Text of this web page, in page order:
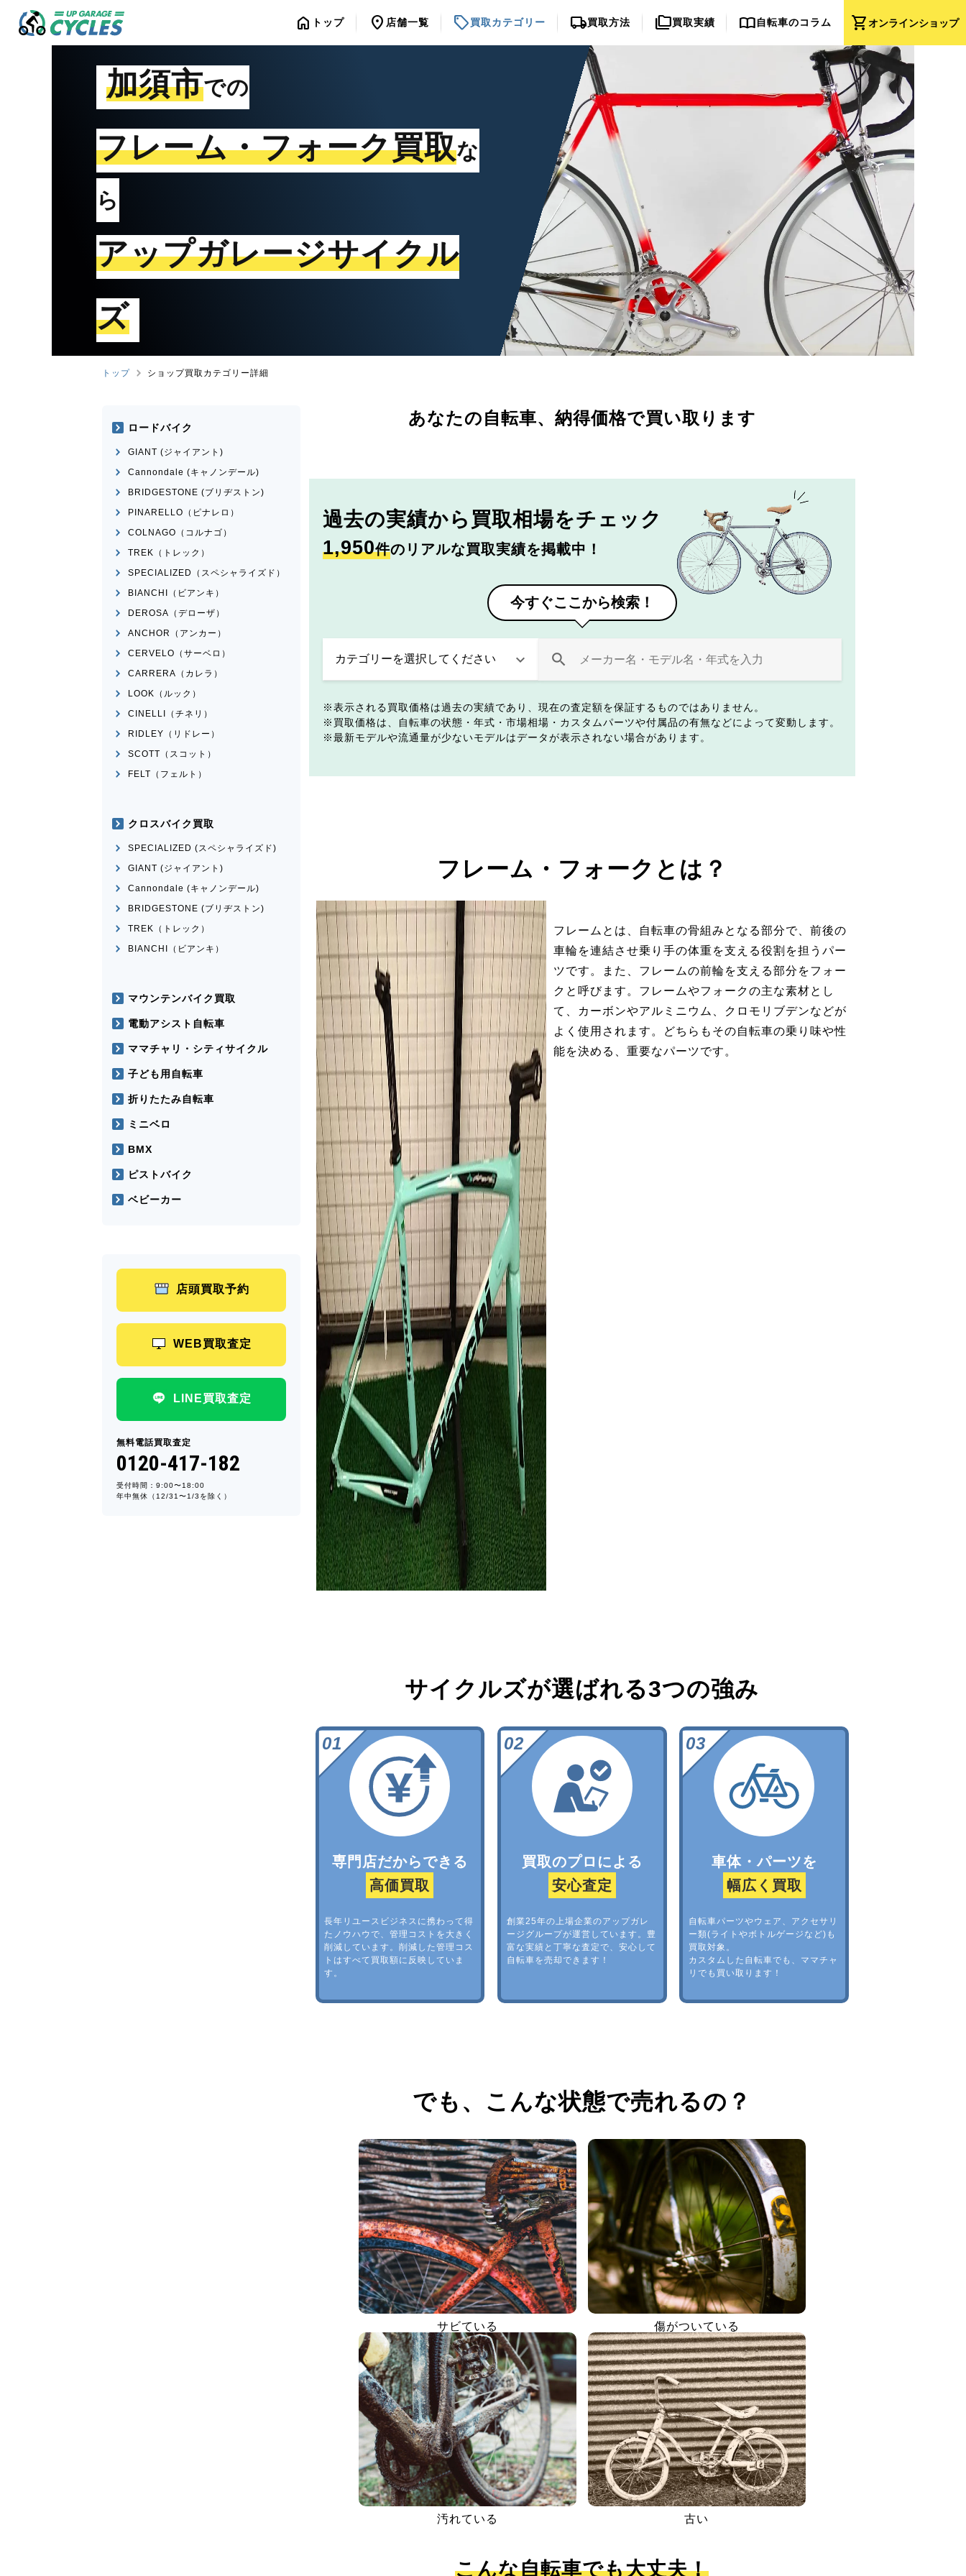
shopping_cartオンラインショップ
home トップ location_on 店舗一覧 sell買取カテゴリー local_shipping買取方法 folder_copy買取実績 import_contacts自転車のコラム
加須市での
フレーム・フォーク買取な
ら
アップガレージサイクル
ズ
トップ ショップ買取カテゴリー詳細
あなたの自転車、 納得価格で買い取ります
過去の実績から 買取相場をチェック
1,950件のリアルな買取実績を掲載中！
今すぐここから検索！
表示される買取価格は過去の実績であり、現在の査定額を保証するものではありません。
買取価格は、自転車の状態・年式・市場相場・カスタムパーツや付属品の有無などによって変動します。
最新モデルや流通量が少ないモデルはデータが表示されない場合があります。
フレーム・フォークとは？
フレームとは、自転車の骨組みとなる部分で、前後の
車輪を連結させ乗り手の体重を支える役割を担うパー
ツです。また、フレームの前輪を支える部分をフォー
クと呼びます。フレームやフォークの主な素材とし
て、カーボンやアルミニウム、クロモリブデンなどが
よく使用されます。どちらもその自転車の乗り味や性
能を決める、重要なパーツです。
サイクルズが選ばれる3つの強み
専門店だからできる
高価買取
長年リユースビジネスに携わって得
たノウハウで、管理コストを大きく
削減しています。削減した管理コス
トはすべて買取額に反映していま
す。
買取のプロによる
安心査定
創業25年の上場企業のアップガレ
ージグループが運営しています。豊
富な実績と丁寧な査定で、安心して
自転車を売却できます！
車体・パーツを
幅広く買取
自転車パーツやウェア、アクセサリ
ー類(ライトやボトルゲージなど)も
買取対象。
カスタムした自転車でも、ママチャ
リでも買い取ります！
でも、 こんな状態で売れるの？
サビている 傷がついている
汚れている 古い
こんな自転車でも大丈夫！
ロードバイク
GIANT (ジャイアント)
Cannondale (キャノンデール)
BRIDGESTONE (ブリヂストン)
PINARELLO（ピナレロ）
COLNAGO（コルナゴ）
TREK（トレック）
SPECIALIZED（スペシャライズド）
BIANCHI（ビアンキ）
DEROSA（デローザ）
ANCHOR（アンカー）
CERVELO（サーベロ）
CARRERA（カレラ）
LOOK（ルック）
CINELLI（チネリ）
RIDLEY（リドレー）
SCOTT（スコット）
FELT（フェルト）
クロスバイク買取
SPECIALIZED (スペシャライズド)
GIANT (ジャイアント)
Cannondale (キャノンデール)
BRIDGESTONE (ブリヂストン)
TREK（トレック）
BIANCHI（ビアンキ）
マウンテンバイク買取
電動アシスト自転車
ママチャリ・シティサイクル
子ども用自転車
折りたたみ自転車
ミニベロ
BMX
ピストバイク
ベビーカー
店頭買取予約
WEB買取査定
LINE買取査定
無料電話買取査定
0120-417-182
受付時間：9:00〜18:00
年中無休（12/31〜1/3を除く）